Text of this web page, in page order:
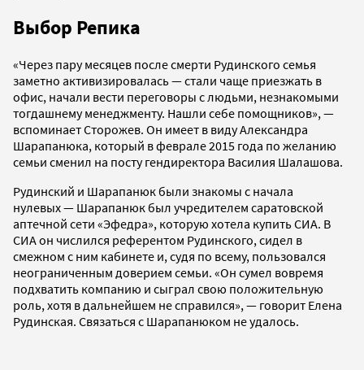
Выбор Репика
«Через пару месяцев после смерти Рудинского семья
заметно активизировалась — стали чаще приезжать в
офис, начали вести переговоры с людьми, незнакомыми
тогдашнему менеджменту. Нашли себе помощников», —
вспоминает Сторожев. Он имеет в виду Александра
Шарапанюка, который в феврале 2015 года по желанию
семьи сменил на посту гендиректора Василия Шалашова.
Рудинский и Шарапанюк были знакомы с начала
нулевых — Шарапанюк был учредителем саратовской
аптечной сети «Эфедра», которую хотела купить СИА. В
СИА он числился референтом Рудинского, сидел в
смежном с ним кабинете и, судя по всему, пользовался
неограниченным доверием семьи. «Он сумел вовремя
подхватить компанию и сыграл свою положительную
роль, хотя в дальнейшем не справился», — говорит Елена
Рудинская. Связаться с Шарапанюком не удалось.